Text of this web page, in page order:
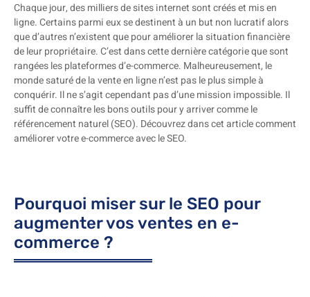
Chaque jour, des milliers de sites internet sont créés et mis en
ligne. Certains parmi eux se destinent à un but non lucratif alors
que d’autres n’existent que pour améliorer la situation financière
de leur propriétaire. C’est dans cette dernière catégorie que sont
rangées les plateformes d’e-commerce. Malheureusement, le
monde saturé de la vente en ligne n’est pas le plus simple à
conquérir. Il ne s’agit cependant pas d’une mission impossible. Il
suffit de connaître les bons outils pour y arriver comme le
référencement naturel (SEO). Découvrez dans cet article comment
améliorer votre e-commerce avec le SEO.
Pourquoi miser sur le SEO pour
augmenter vos ventes en e-
commerce ?